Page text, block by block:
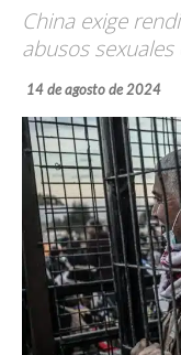
China exige
abusos
14 de agosto de 2024